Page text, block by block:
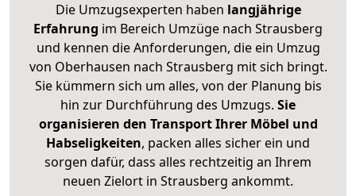
Die Umzugsexperten haben langjährige
Erfahrung im Bereich Umzüge nach Strausberg
und kennen die Anforderungen, die ein Umzug
von Oberhausen nach Strausberg mit sich bringt.
Sie kümmern sich um alles, von der Planung bis
hin zur Durchführung des Umzugs. Sie
organisieren den Transport Ihrer Möbel und
Habseligkeiten, packen alles sicher ein und
sorgen dafür, dass alles rechtzeitig an Ihrem
neuen Zielort in Strausberg ankommt.